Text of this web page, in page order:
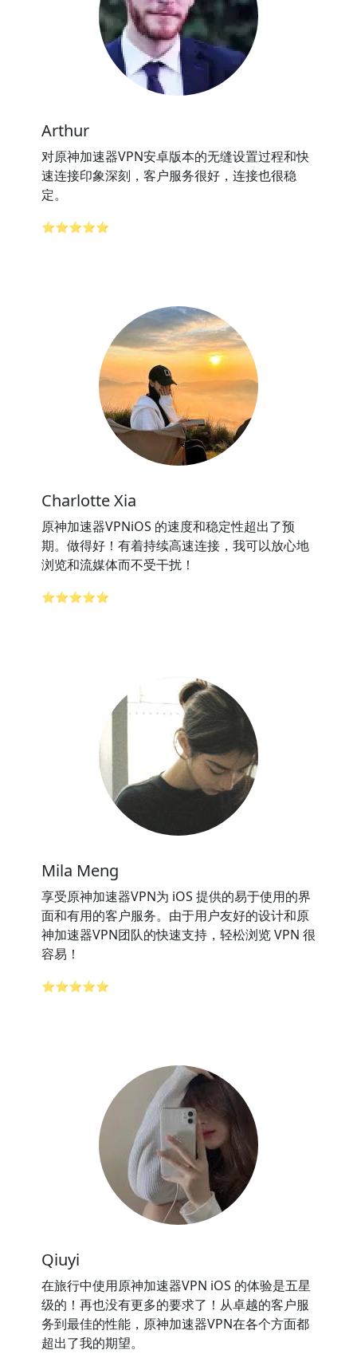
Arthur
对原神加速器VPN安卓版本的无缝设置过程和快
速连接印象深刻，客户服务很好，连接也很稳
定。
⭐⭐⭐⭐⭐
Charlotte Xia
原神加速器VPNiOS 的速度和稳定性超出了预
期。做得好！有着持续高速连接，我可以放心地
浏览和流媒体而不受干扰！
⭐⭐⭐⭐⭐
Mila Meng
享受原神加速器VPN为 iOS 提供的易于使用的界
面和有用的客户服务。由于用户友好的设计和原
神加速器VPN团队的快速支持，轻松浏览 VPN 很
容易！
⭐⭐⭐⭐⭐
Qiuyi
在旅行中使用原神加速器VPN iOS 的体验是五星
级的！再也没有更多的要求了！从卓越的客户服
务到最佳的性能，原神加速器VPN在各个方面都
超出了我的期望。